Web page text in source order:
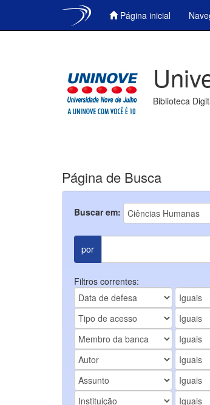
Página inicial
Biblioteca
Página de Busca
Buscar em:
por
Filtros correntes: